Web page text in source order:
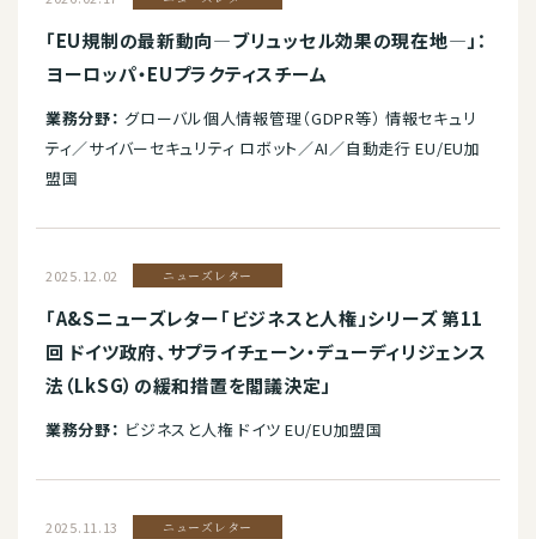
「EU規制の最新動向―ブリュッセル効果の現在地―」：
ヨーロッパ・EUプラクティスチーム
業務分野： グローバル個人情報管理（GDPR等） 情報セキュリ
ティ／サイバーセキュリティ ロボット／AI／自動走行 EU/EU加
盟国
2025.12.02 ニューズレター
「A&Sニューズレター「ビジネスと人権」シリーズ 第11
回 ドイツ政府、サプライチェーン・デューディリジェンス
法（LkSG）の緩和措置を閣議決定」
業務分野： ビジネスと人権 ドイツ EU/EU加盟国
2025.11.13 ニューズレター